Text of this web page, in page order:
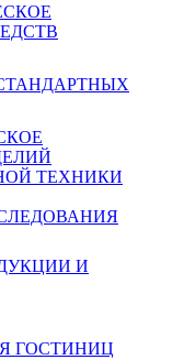
ТЕХНИКИ
И
ГОСТИНИЦ